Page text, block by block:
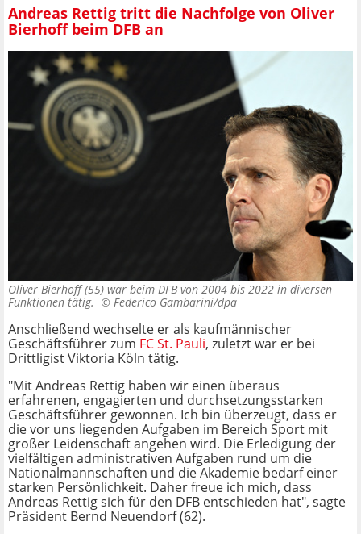
Andreas Rettig tritt die Nachfolge von Oliver
Bierhoff beim DFB an
Oliver Bierhoff (55) war beim DFB von 2004 bis 2022 in diversen
Funktionen tätig. © Federico Gambarini/dpa
Anschließend wechselte er als kaufmännischer
Geschäftsführer zum FC St. Pauli, zuletzt war er bei
Drittligist Viktoria Köln tätig.
"Mit Andreas Rettig haben wir einen überaus
erfahrenen, engagierten und durchsetzungsstarken
Geschäftsführer gewonnen. Ich bin überzeugt, dass er
die vor uns liegenden Aufgaben im Bereich Sport mit
großer Leidenschaft angehen wird. Die Erledigung der
vielfältigen administrativen Aufgaben rund um die
Nationalmannschaften und die Akademie bedarf einer
starken Persönlichkeit. Daher freue ich mich, dass
Andreas Rettig sich für den DFB entschieden hat", sagte
Präsident Bernd Neuendorf (62).